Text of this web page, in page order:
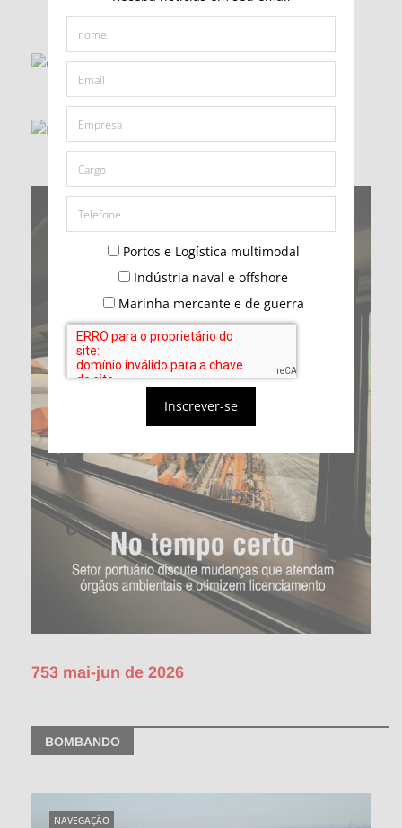
Portos e Logística multimodal
Indústria naval e offshore
Marinha mercante e de guerra
Inscrever-se
753 mai-jun de 2026
BOMBANDO
NAVEGAÇÃO